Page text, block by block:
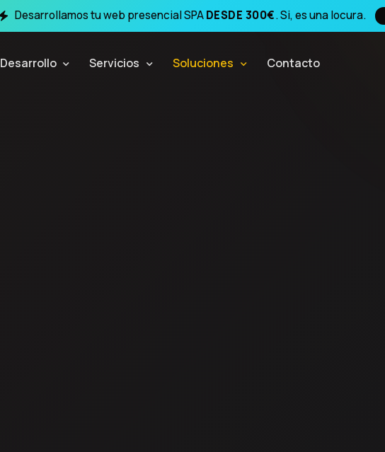
Desarrollamos tu web presencial SPADESDE 300€. Si, es una locura.
Desarrollo Servicios Soluciones Contacto